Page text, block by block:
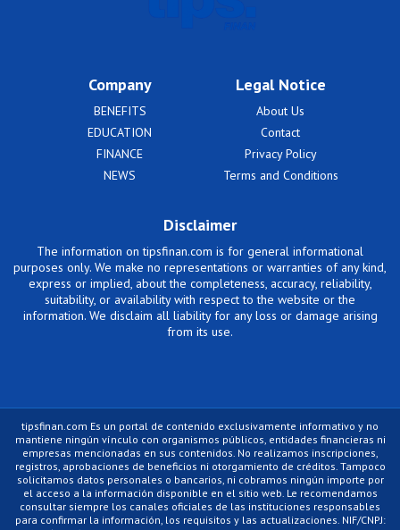
Company
BENEFITS
EDUCATION
FINANCE
NEWS
Legal Notice
About Us
Contact
Privacy Policy
Terms and Conditions
Disclaimer
The information on tipsfinan.com is for general informational
purposes only. We make no representations or warranties of any kind,
express or implied, about the completeness, accuracy, reliability,
suitability, or availability with respect to the website or the
information. We disclaim all liability for any loss or damage arising
from its use.
tipsfinan.com Es un portal de contenido exclusivamente informativo y no
mantiene ningún vínculo con organismos públicos, entidades financieras ni
empresas mencionadas en sus contenidos. No realizamos inscripciones,
registros, aprobaciones de beneficios ni otorgamiento de créditos. Tampoco
solicitamos datos personales o bancarios, ni cobramos ningún importe por
el acceso a la información disponible en el sitio web. Le recomendamos
consultar siempre los canales oficiales de las instituciones responsables
para confirmar la información, los requisitos y las actualizaciones. NIF/CNPJ: